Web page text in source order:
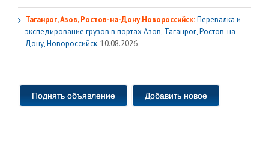
Таганрог, Азов, Ростов-на-Дону.Новороссийск:Перевалка и
экспедирование грузов в портах Азов, Таганрог, Ростов-на-
Дону, Новороссийск.10.08.2026
Поднять объявление Добавить новое